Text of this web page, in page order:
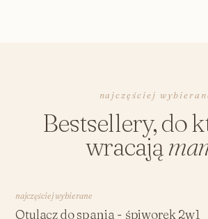
najczęściej
Bestsellery, do
wracają
najczęściej wybierane
Otulacz do spania - śpiworek 2w1